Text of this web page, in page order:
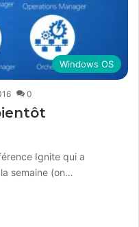
Windows OS
0
Ignite qui a
semaine (on…